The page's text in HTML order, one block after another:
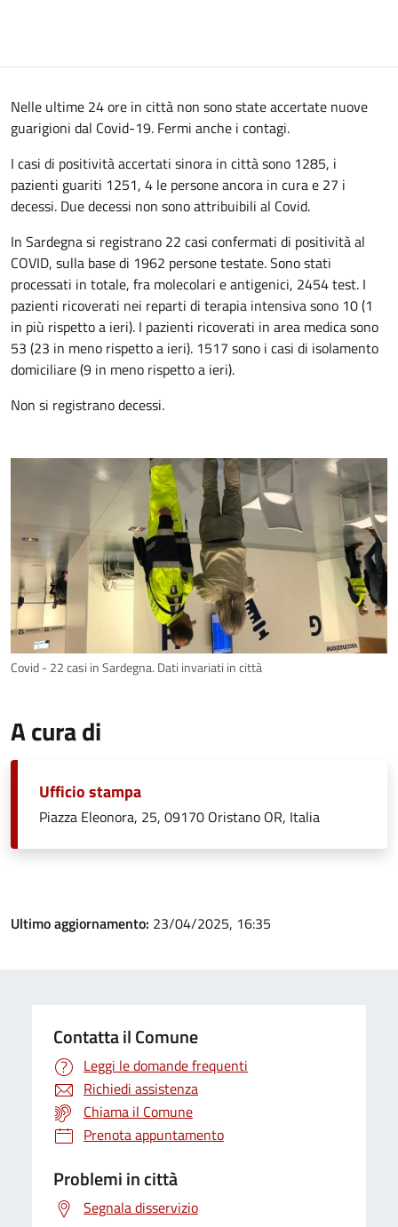
Nelle ultime 24 ore in città non sono state accertate nuove
guarigioni dal Covid-19. Fermi anche i contagi.
I casi di positività accertati sinora in città sono 1285, i
pazienti guariti 1251, 4 le persone ancora in cura e 27 i
decessi. Due decessi non sono attribuibili al Covid.
In Sardegna si registrano 22 casi confermati di positività al
COVID, sulla base di 1962 persone testate. Sono stati
processati in totale, fra molecolari e antigenici, 2454 test. I
pazienti ricoverati nei reparti di terapia intensiva sono 10 (1
in più rispetto a ieri). I pazienti ricoverati in area medica sono
53 (23 in meno rispetto a ieri). 1517 sono i casi di isolamento
domiciliare (9 in meno rispetto a ieri).
Non si registrano decessi.
Covid - 22 casi in Sardegna. Dati invariati in città
A cura di
Ufficio stampa
Piazza Eleonora, 25, 09170 Oristano OR, Italia
Ultimo aggiornamento: 23/04/2025, 16:35
Contatta il Comune
Leggi le domande frequenti
Richiedi assistenza
Chiama il Comune
Prenota appuntamento
Problemi in città
Segnala disservizio